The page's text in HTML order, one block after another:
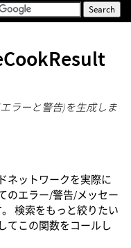
ラーと警告)を生成しま
ネットワークを実際に
のエラー/警告/メッセー
検索をもっと絞りたい
てこの関数をコールし